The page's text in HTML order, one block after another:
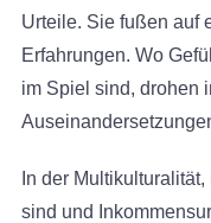
Urteile. Sie fußen auf
Erfahrungen. Wo
im Spiel sind, drohen
In der
sind und